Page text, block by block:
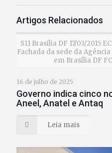
Artigos Relacionados
S11 Brasília DF 17/03/2015
Fachada da sede da
em Brasília DF
16 de julho de 2025
Governo indica cinco
Aneel, Anatel e Antaq
Leia mais